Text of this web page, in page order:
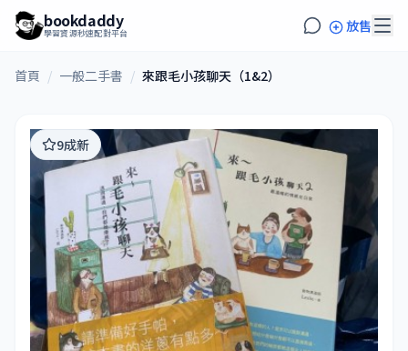
bookdaddy
學習資源秒速配對平台 放售
首頁 / 一般二手書 / 來跟毛小孩聊天（1&2）
9成新